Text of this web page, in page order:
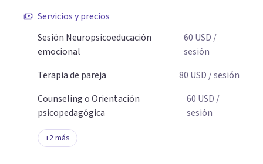
aplicables, con el propósito de impulsar un bienestar
integral.
Servicios y precios
Sesión Neuropsicoeducación
emocional
60 USD /
sesión
Terapia de pareja
80 USD / sesión
Counseling o Orientación
psicopedagógica
60 USD /
sesión
+2más